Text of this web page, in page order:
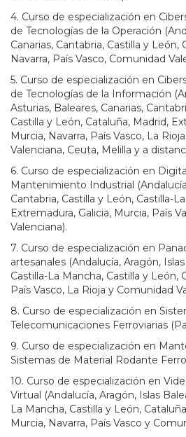
4. Curso de especialización en
de Tecnologías de la Operación
Canarias, Cantabria, Castilla y León,
Navarra, País Vasco, Comunidad
5. Curso de especialización en
de Tecnologías de la Información
Asturias, Baleares, Canarias,
Castilla y León, Cataluña, Madrid,
Murcia, Navarra, País Vasco, La
Valenciana, Ceuta, Melilla y a
6. Curso de especialización en
Mantenimiento Industrial
Cantabria, Castilla y León, Castilla-
Extremadura, Galicia, Murcia, País
Valenciana).
7. Curso de especialización en
artesanales (Andalucía, Aragón,
Castilla-La Mancha, Castilla y León,
País Vasco, La Rioja y Comunidad
8. Curso de especialización en
Telecomunicaciones Ferroviarias
9. Curso de especialización en
Sistemas de Material Rodante
10. Curso de especialización en
Virtual (Andalucía, Aragón, Islas
La Mancha, Castilla y León,
Murcia, Navarra, País Vasco y